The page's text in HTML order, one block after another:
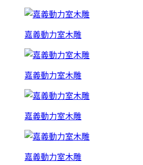
嘉義動力室木雕
嘉義動力室木雕
嘉義動力室木雕
嘉義動力室木雕